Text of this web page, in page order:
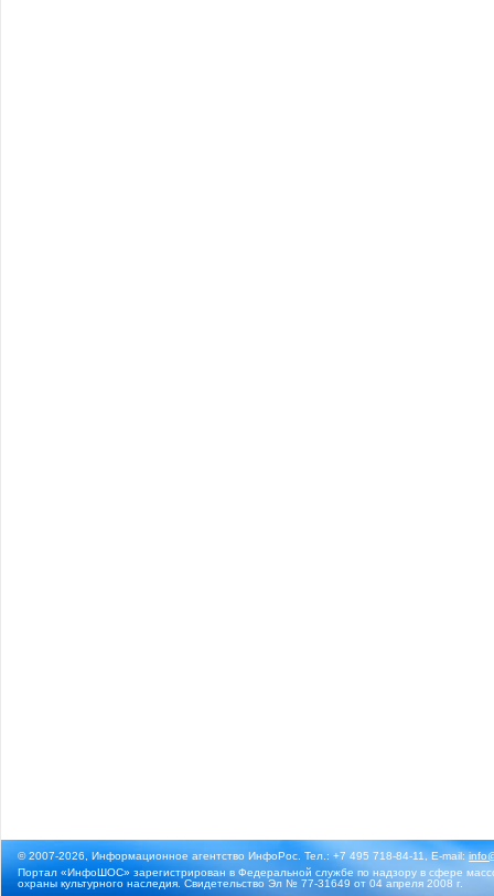
© 2007-2026, Информационное агентство ИнфоРос. Тел.: +7 495 718-84-11, E-mail:
Портал «ИнфоШОС» зарегистрирован в Федеральной службе по надзору в сфере
охраны культурного наследия. Свидетельство Эл № 77-31649 от 04 апреля 2008 г.